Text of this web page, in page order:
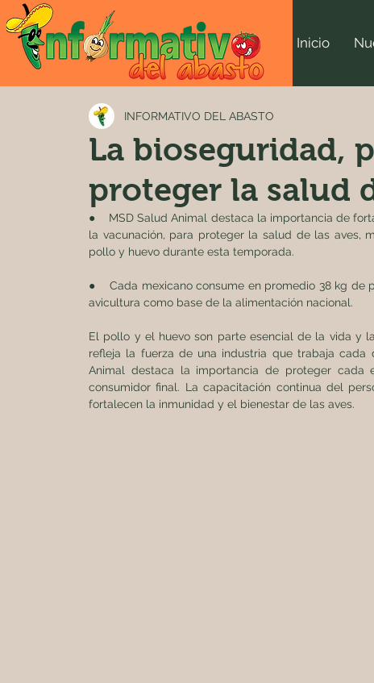
Inicio
La bioseguridad,
proteger la salud
INFORMATIVO DEL ABASTO
●    MSD Salud Animal destaca la importancia de
la vacunación, para proteger la salud de las aves,
pollo y huevo durante esta temporada.
●    Cada mexicano consume en promedio 38 kg
avicultura como base de la alimentación nacional.
El pollo y el huevo son parte esencial de la vida y
refleja la fuerza de una industria que trabaja cada
Animal destaca la importancia de proteger
consumidor final. La capacitación continua del
fortalecen la inmunidad y el bienestar de las aves.